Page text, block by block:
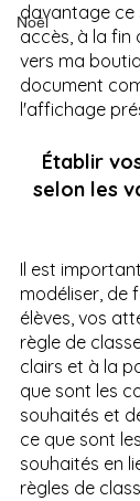
Noël
davantage ce
accès, à la fin
vers ma
document
l'affichage
Établir
selon les
Il est
modéliser, de
élèves, vos
règle de
clairs et à la
que sont les
souhaités et
ce que sont
souhaités en
règles de